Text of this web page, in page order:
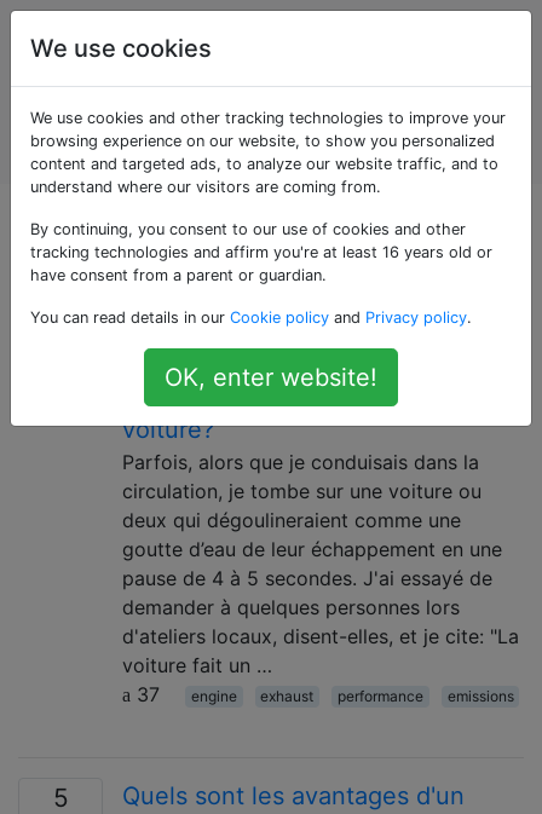
Entretien et
réparation
de
véhicules
automobiles
Account
Questions marquées
«performance»
Que signifie une goutte d’eau
sortant de l’échappement de la
voiture?
Parfois, alors que je conduisais dans la
circulation, je tombe sur une voiture ou
deux qui dégoulineraient comme une
goutte d’eau de leur échappement en une
pause de 4 à 5 secondes. J'ai essayé de
demander à quelques personnes lors
d'ateliers locaux, disent-elles, et je cite: "La
voiture fait un …
37
engine exhaust performance emissions
5
Quels sont les avantages d'un
We use cookies
We use cookies and other tracking technologies to improve your
browsing experience on our website, to show you personalized
content and targeted ads, to analyze our website traffic, and to
understand where our visitors are coming from.
By continuing, you consent to our use of cookies and other
tracking technologies and affirm you're at least 16 years old or
have consent from a parent or guardian.
You can read details in our Cookie policy and Privacy policy.
OK, enter website!